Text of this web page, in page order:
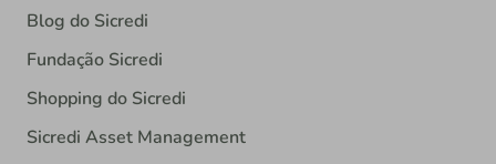
Blog do Sicredi
Fundação Sicredi
Shopping do Sicredi
Sicredi Asset Management